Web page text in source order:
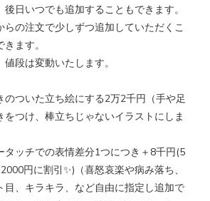
後日いつでも追加することもできます。
らの注文で少しずつ追加していただくこ
きます。
値段は変動いたします。
のついた立ち絵にする2万2千円（手や足
をつけ、棒立ちじゃないイラストにしま
タッチでの表情差分1つにつき＋8千円(5
円に割引✨)（喜怒哀楽や病み落ち、
目、キラキラ、など自由に指定し追加で